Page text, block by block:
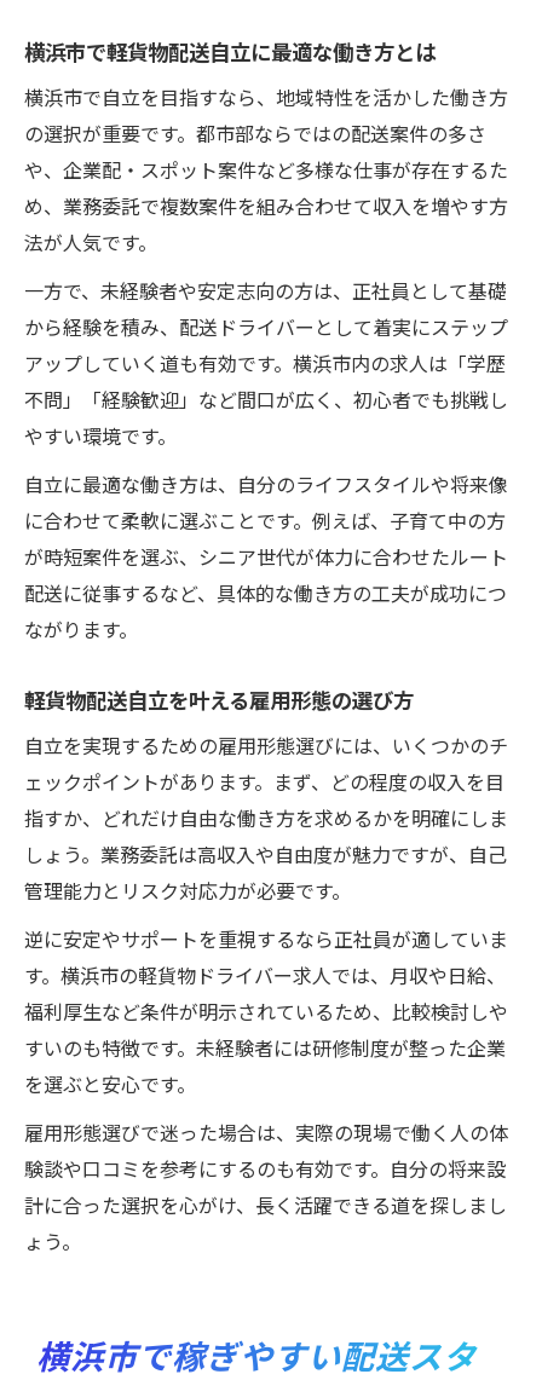
横浜市で軽貨物配送自立に最適な働き方とは
横浜市で自立を目指すなら、地域特性を活かした働き方
の選択が重要です。都市部ならではの配送案件の多さ
や、企業配・スポット案件など多様な仕事が存在するた
め、業務委託で複数案件を組み合わせて収入を増やす方
法が人気です。
一方で、未経験者や安定志向の方は、正社員として基礎
から経験を積み、配送ドライバーとして着実にステップ
アップしていく道も有効です。横浜市内の求人は「学歴
不問」「経験歓迎」など間口が広く、初心者でも挑戦し
やすい環境です。
自立に最適な働き方は、自分のライフスタイルや将来像
に合わせて柔軟に選ぶことです。例えば、子育て中の方
が時短案件を選ぶ、シニア世代が体力に合わせたルート
配送に従事するなど、具体的な働き方の工夫が成功につ
ながります。
軽貨物配送自立を叶える雇用形態の選び方
自立を実現するための雇用形態選びには、いくつかのチ
ェックポイントがあります。まず、どの程度の収入を目
指すか、どれだけ自由な働き方を求めるかを明確にしま
しょう。業務委託は高収入や自由度が魅力ですが、自己
管理能力とリスク対応力が必要です。
逆に安定やサポートを重視するなら正社員が適していま
す。横浜市の軽貨物ドライバー求人では、月収や日給、
福利厚生など条件が明示されているため、比較検討しや
すいのも特徴です。未経験者には研修制度が整った企業
を選ぶと安心です。
雇用形態選びで迷った場合は、実際の現場で働く人の体
験談や口コミを参考にするのも有効です。自分の将来設
計に合った選択を心がけ、長く活躍できる道を探しまし
ょう。
横浜市で稼ぎやすい配送スタ